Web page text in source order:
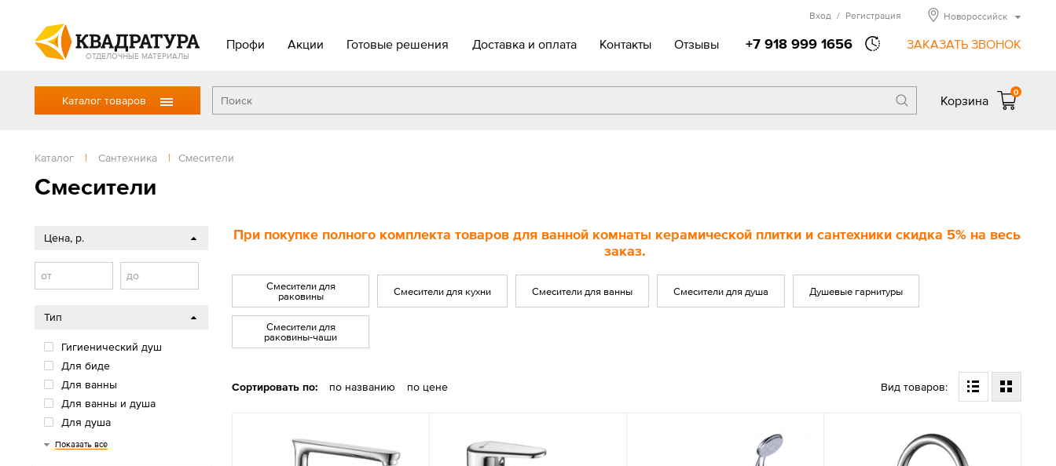
ОТДЕЛОЧНЫЕ МАТЕРИАЛЫ
Профи Акции Готовые решения Доставка и оплата Контакты Отзывы +7 918 999 1656 ЗАКАЗАТЬ ЗВОНОК
Вход / Регистрация Новороссийск
Каталог товаров Корзина
0
Каталог | Сантехника | Смесители
Смесители
При покупке полного комплекта товаров для ванной комнаты керамической плитки и сантехники скидка 5% на весь
заказ.
Смесители для
раковины
Смесители для кухни Смесители для ванны Смесители для душа Душевые гарнитуры
Смесители для
раковины-чаши
Сортировать по: по названию по цене Вид товаров:
Цена, р.
от до
Тип
Гигиенический душ
Для биде
Для ванны
Для ванны и душа
Для душа
Для кухни
Для раковины
Для раковины-чаши
Душевые гарнитуры
Показать все